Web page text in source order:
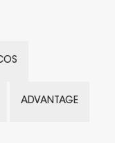
ADVANTAGE